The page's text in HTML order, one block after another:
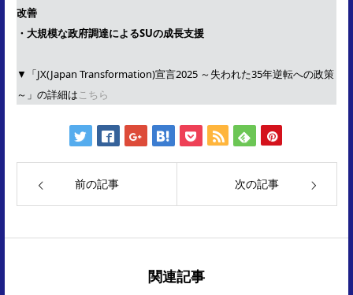
改善
・大規模な政府調達によるSUの成長支援
▼「JX(Japan Transformation)宣言2025 ～失われた35年逆転への政策
～」の詳細は こちら
前の記事 次の記事
関連記事